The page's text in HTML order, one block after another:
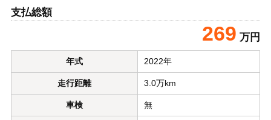
支払総額
269 万円
年式 2022年
走行距離 3.0万km
車検 無